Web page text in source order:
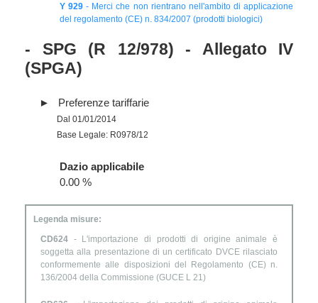
Y 929 - Merci che non rientrano nell'ambito di applicazione
del regolamento (CE) n. 834/2007 (prodotti biologici)
- SPG (R 12/978) - Allegato IV
(SPGA)
Preferenze tariffarie
Dal 01/01/2014
Base Legale: R0978/12
Dazio applicabile
0.00 %
Legenda misure:
CD624 - L'importazione di prodotti di origine animale è
soggetta alla presentazione di un certificato DVCE rilasciato
conformemente alle disposizioni del Regolamento (CE) n.
136/2004 della Commissione (GUCE L 21)